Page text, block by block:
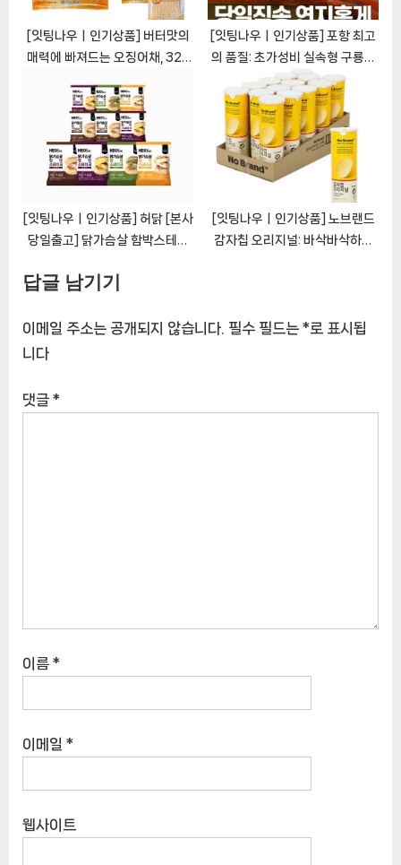
[잇팅나우ㅣ인기상품] 버터맛의
매력에 빠져드는 오징어채, 32g
품]
[잇팅나우ㅣ인기상품] 포항 최고
의 품질: 초가성비 실속형 구룡포
자숙 연지홍게 [EatingNOWㅣ
추천상품]
[잇팅나우ㅣ인기상품] 허닭 [본사
당일출고] 닭가슴살 함박스테이
[EatingNOWㅣ추천상품]
[잇팅나우ㅣ인기상품] 노브랜드
감자칩 오리지널: 바삭바삭하고
답글 남기기
이메일 주소는 공개되지 않습니다. 필수 필드는 *로 표시됩
니다
댓글 *
이름 *
이메일 *
웹사이트